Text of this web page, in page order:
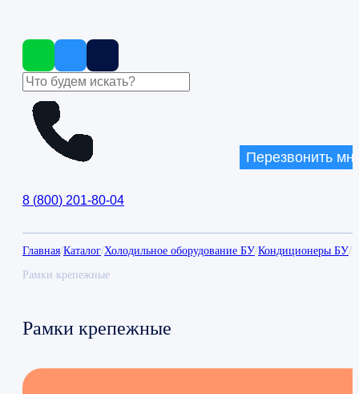
8 (800) 201-80-04
Перезвонить
Главная/Каталог/Холодильное оборудование БУ/Кондиционеры БУ/
Рамки крепежные
Рамки крепежные